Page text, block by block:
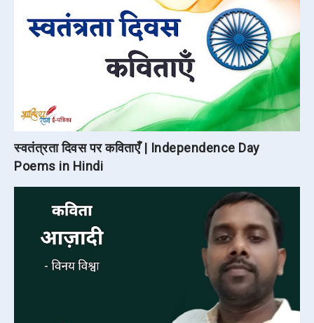
स्वतंत्रता दिवस पर कविताएँ | Independence Day
Poems in Hindi